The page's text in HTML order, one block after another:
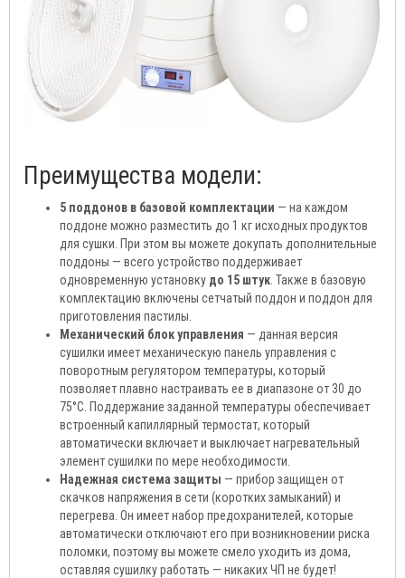
Преимущества модели:
5 поддонов в базовой комплектации — на каждом
поддоне можно разместить до 1 кг исходных продуктов
для сушки. При этом вы можете докупать дополнительные
поддоны — всего устройство поддерживает
одновременную установку до 15 штук. Также в базовую
комплектацию включены сетчатый поддон и поддон для
приготовления пастилы.
Механический блок управления — данная версия
сушилки имеет механическую панель управления с
поворотным регулятором температуры, который
позволяет плавно настраивать ее в диапазоне от 30 до
75°C. Поддержание заданной температуры обеспечивает
встроенный капиллярный термостат, который
автоматически включает и выключает нагревательный
элемент сушилки по мере необходимости.
Надежная система защиты — прибор защищен от
скачков напряжения в сети (коротких замыканий) и
перегрева. Он имеет набор предохранителей, которые
автоматически отключают его при возникновении риска
поломки, поэтому вы можете смело уходить из дома,
оставляя сушилку работать — никаких ЧП не будет!